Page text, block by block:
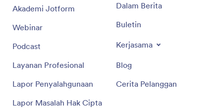
Akademi Jotform
Webinar
Podcast
Layanan Profesional
Lapor Penyalahgunaan
Lapor Masalah Hak Cipta
Dalam Berita
Buletin
Kerjasama
Blog
Cerita Pelanggan